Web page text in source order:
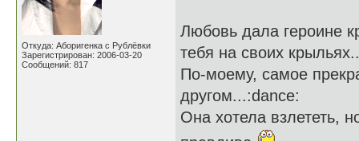
Откуда: Аборигенка с Рублёвки
Зарегистрирован: 2006-03-20
Сообщений: 817
Любовь дала героине
тебя на своих
По-моему, самое
другом...:dance:
Она хотела взлететь,